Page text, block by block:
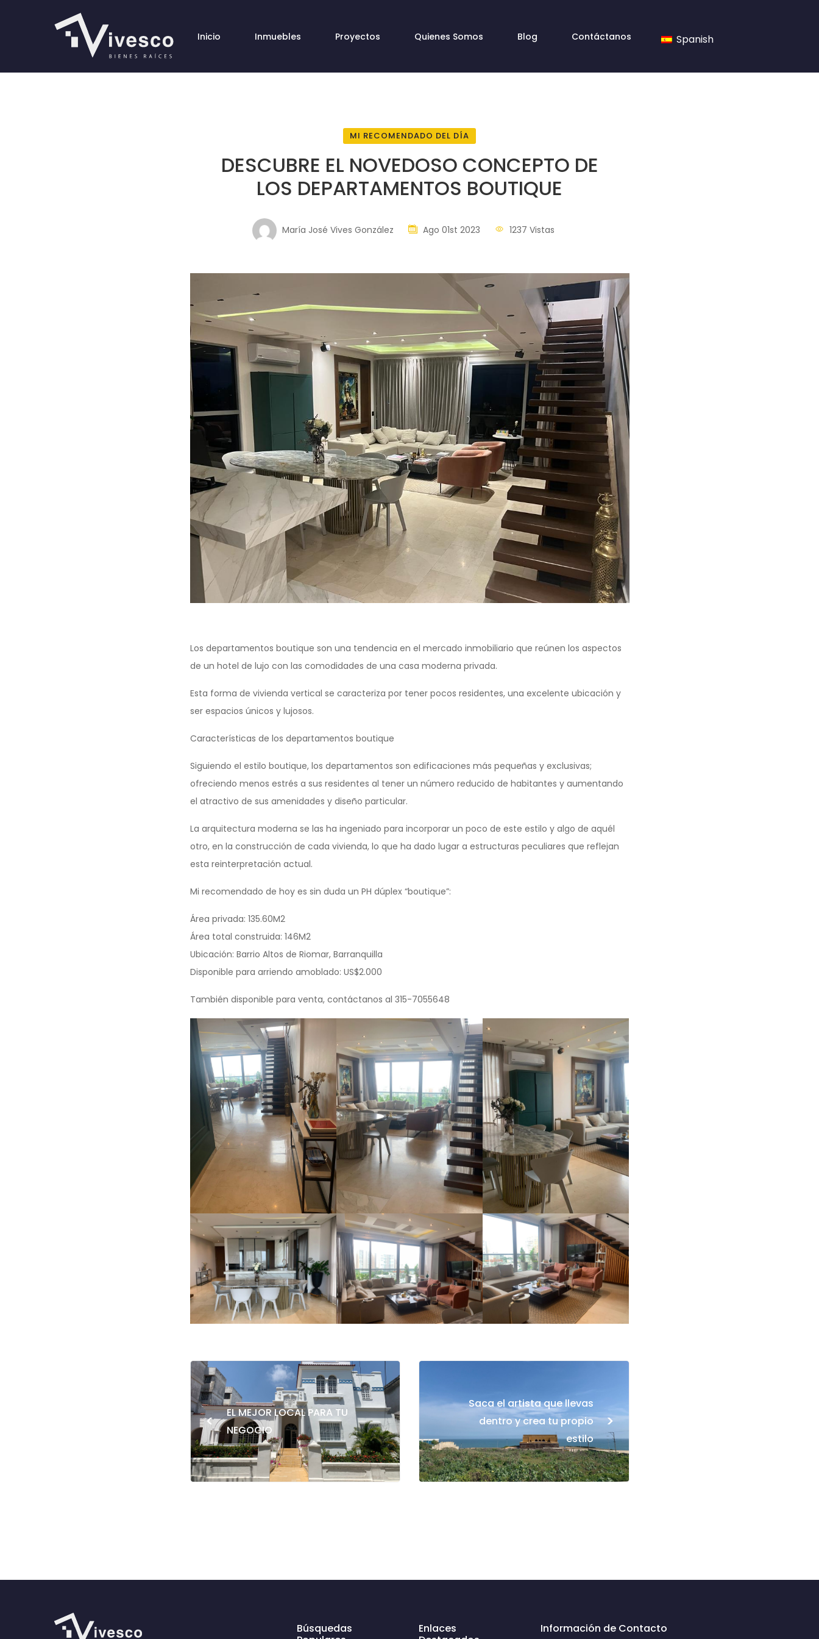
Inicio Inmuebles Proyectos Quienes Somos Blog Contáctanos Spanish
MI RECOMENDADO DEL DÍA
DESCUBRE EL NOVEDOSO CONCEPTO DE
LOS DEPARTAMENTOS BOUTIQUE
María José Vives González Ago 01st 2023 1237 Vistas
Los departamentos boutique son una tendencia en el mercado inmobiliario que reúnen los aspectos
de un hotel de lujo con las comodidades de una casa moderna privada.
Esta forma de vivienda vertical se caracteriza por tener pocos residentes, una excelente ubicación y
ser espacios únicos y lujosos.
Características de los departamentos boutique
Siguiendo el estilo boutique, los departamentos son edificaciones más pequeñas y exclusivas;
ofreciendo menos estrés a sus residentes al tener un número reducido de habitantes y aumentando
el atractivo de sus amenidades y diseño particular.
La arquitectura moderna se las ha ingeniado para incorporar un poco de este estilo y algo de aquél
otro, en la construcción de cada vivienda, lo que ha dado lugar a estructuras peculiares que reflejan
esta reinterpretación actual.
Mi recomendado de hoy es sin duda un PH dúplex “boutique”:
Área privada: 135.60M2
Área total construida: 146M2
Ubicación: Barrio Altos de Riomar, Barranquilla
Disponible para arriendo amoblado: US$2.000
También disponible para venta, contáctanos al 315-7055648
<
EL MEJOR LOCAL PARA TU
NEGOCIO
Saca el artista que llevas
dentro y crea tu propio
estilo
>
Búsquedas
Enlaces
Información de Contacto